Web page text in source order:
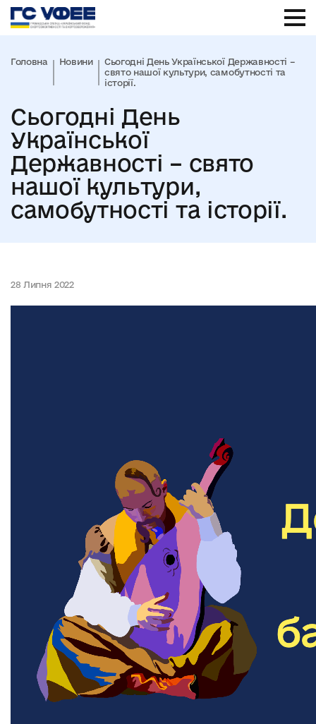
Головна Новини
Сьогодні День Української Державності –
свято нашої культури, самобутності та
історії.
Сьогодні День
Української
Державності – свято
нашої культури,
самобутності та історії.
28 Липня 2022